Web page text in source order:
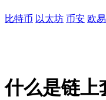
比特币 以太坊 币安 欧易
什么是链上